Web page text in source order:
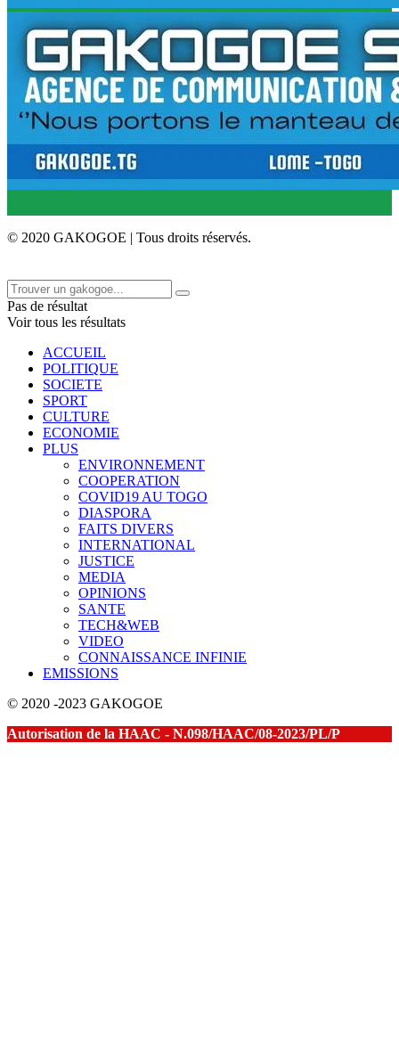
© 2020 GAKOGOE | Tous droits réservés.
Pas de résultat
Voir tous les résultats
ACCUEIL
POLITIQUE
SOCIETE
SPORT
CULTURE
ECONOMIE
PLUS
ENVIRONNEMENT
COOPERATION
COVID19 AU TOGO
DIASPORA
FAITS DIVERS
INTERNATIONAL
JUSTICE
MEDIA
OPINIONS
SANTE
TECH&WEB
VIDEO
CONNAISSANCE INFINIE
EMISSIONS
© 2020 -2023 GAKOGOE
Autorisation de la HAAC - N.098/HAAC/08-2023/PL/P